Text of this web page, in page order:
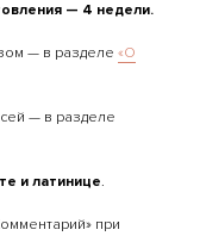
— 4 недели.
— в разделе «О
— в разделе
и латинице.
при